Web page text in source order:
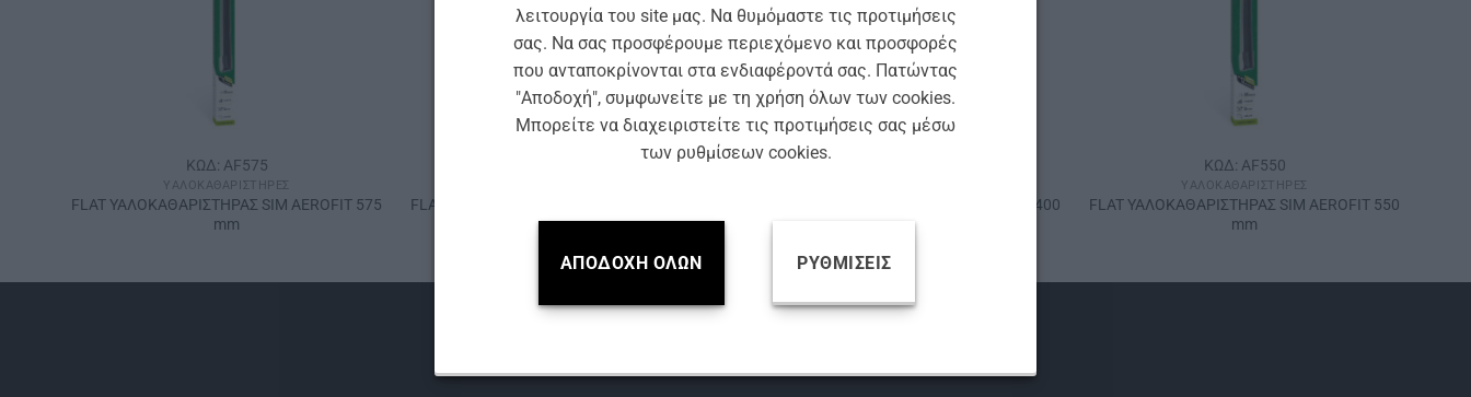
λειτουργία του site μας. Να θυμόμαστε τις προτιμήσεις
σας. Να σας προσφέρουμε περιεχόμενο και προσφορές
που ανταποκρίνονται στα ενδιαφέροντά σας. Πατώντας
"Αποδοχή", συμφωνείτε με τη χρήση όλων των cookies.
Μπορείτε να διαχειριστείτε τις προτιμήσεις σας μέσω
των ρυθμίσεων cookies.
ΑΠΟΔΟΧΉ ΌΛΩΝ ΡΥΘΜΊΣΕΙΣ
ΚΩΔ: AF575
ΥΑΛΟΚΑΘΑΡΙΣΤΉΡΕΣ
FLAT ΥΑΛΟΚΑΘΑΡΙΣΤΗΡΑΣ SIM AEROFIT 575
mm
FLAT ΥΑΛΟΚΑΘΑΡΙΣΤΗΡΑΣ SIM AEROFIT 475
mm
FLAT ΥΑΛΟΚΑΘΑΡΙΣΤΗΡΑΣ SIM AEROFIT 400
mm
ΚΩΔ: AF550
ΥΑΛΟΚΑΘΑΡΙΣΤΉΡΕΣ
FLAT ΥΑΛΟΚΑΘΑΡΙΣΤΗΡΑΣ SIM AEROFIT 550
mm